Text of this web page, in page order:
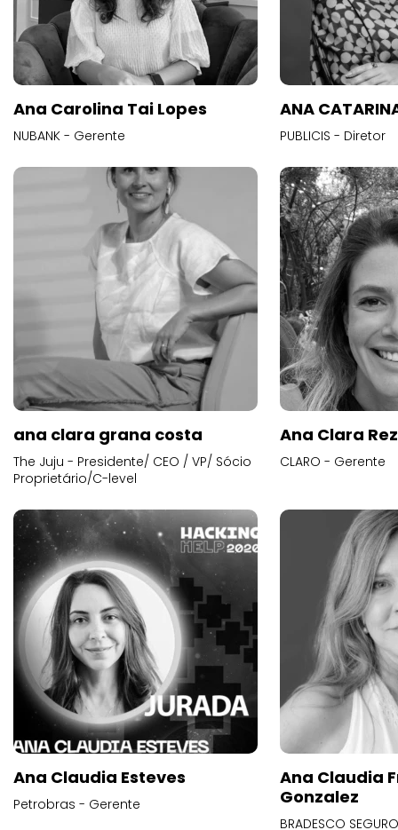
Ana Carolina Tai Lopes
NUBANK - Gerente
ANA
PUBLICIS - Diretor
ana clara grana costa
The Juju - Presidente/ CEO / VP/ Sócio
Proprietário/C-level
Ana Clara
CLARO - Gerente
Ana Claudia Esteves
Petrobras - Gerente
Ana Claudia
Gonzalez
BRADESCO